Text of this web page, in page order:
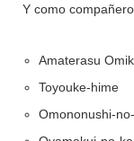
Y como compañero
Amaterasu
Toyouke-hime
Omononushi-